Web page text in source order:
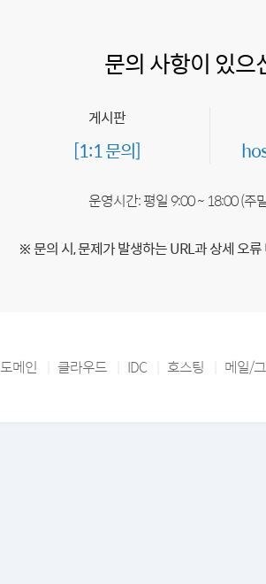
문의 사항이 있으
게시판
[1:1 문의]
운영시간: 평일 9:00 ~ 18:00 (주
※ 문의 시, 문제가 발생하는 URL과 상세 오
도메인 클라우드 IDC 호스팅 메일/